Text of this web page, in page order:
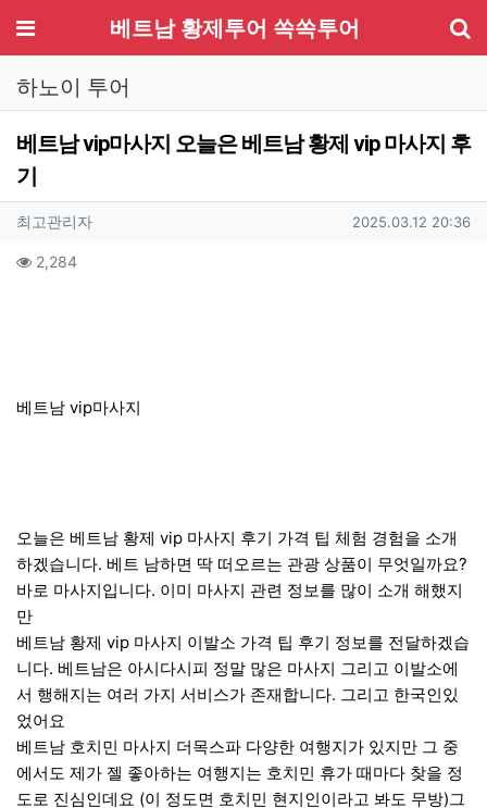
메뉴 베트남 황제투어 쏙쏙투어
하노이 투어
베트남 vip마사지 오늘은 베트남 황제 vip 마사지 후
기
작성자 정보
최고관리자작성 작성일
2025.03.12 20:36
컨텐츠 정보
2,284
베트남 vip마사지
오늘은 베트남 황제 vip 마사지 후기 가격 팁 체험 경험을 소개
하겠습니다. 베트 남하면 딱 떠오르는 관광 상품이 무엇일까요?
바로 마사지입니다. 이미 마사지 관련 정보를 많이 소개 해했지
만
베트남 황제 vip 마사지 이발소 가격 팁 후기 정보를 전달하겠습
니다. 베트남은 아시다시피 정말 많은 마사지 그리고 이발소에
서 행해지는 여러 가지 서비스가 존재합니다. 그리고 한국인있
었어요
베트남 호치민 마사지 더목스파 다양한 여행지가 있지만 그 중
에서도 제가 젤 좋아하는 여행지는 호치민 휴가 때마다 찾을 정
도로 진심인데요 (이 정도면 호치민 현지인이라고 봐도 무방)그